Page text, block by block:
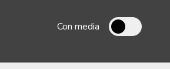
Con media